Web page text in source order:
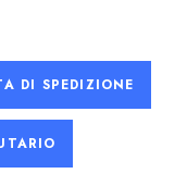
DI SPEDIZIONE